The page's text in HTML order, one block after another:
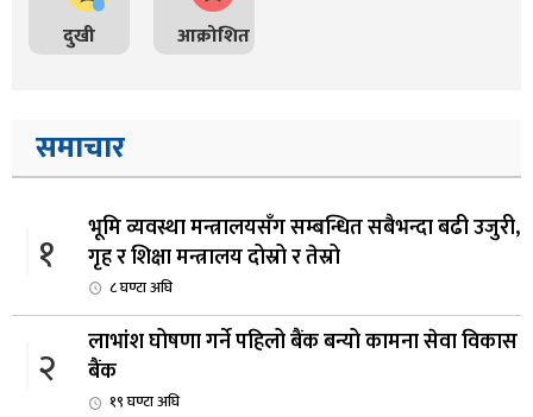
दुखी आक्रोशित
समाचार
१
भूमि व्यवस्था मन्त्रालयसँग सम्बन्धित सबैभन्दा बढी उजुरी,
गृह र शिक्षा मन्त्रालय दोस्रो र तेस्रो
८ घण्टा अघि
२
लाभांश घोषणा गर्ने पहिलो बैंक बन्यो कामना सेवा विकास
बैंक
१९ घण्टा अघि